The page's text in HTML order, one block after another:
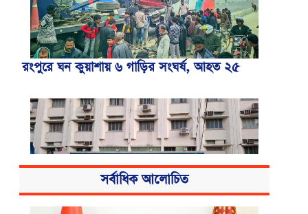
রংপুরে ঘন কুয়াশায় ৬ গাড়ির সংঘর্ষ, আহত ২৫
সর্বাধিক আলোচিত